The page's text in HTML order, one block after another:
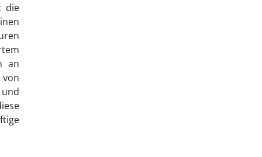
die
an